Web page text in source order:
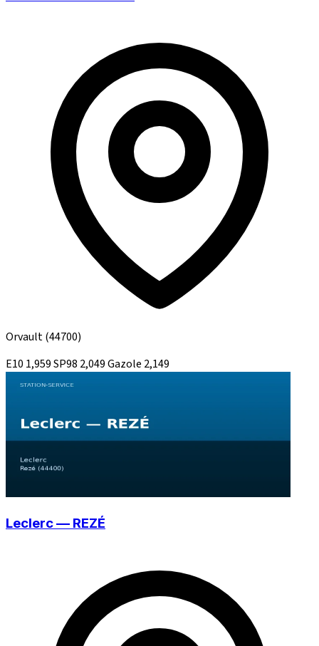
Orvault(44700)
E10 1,959SP98 2,049Gazole 2,149
Leclerc — REZÉ